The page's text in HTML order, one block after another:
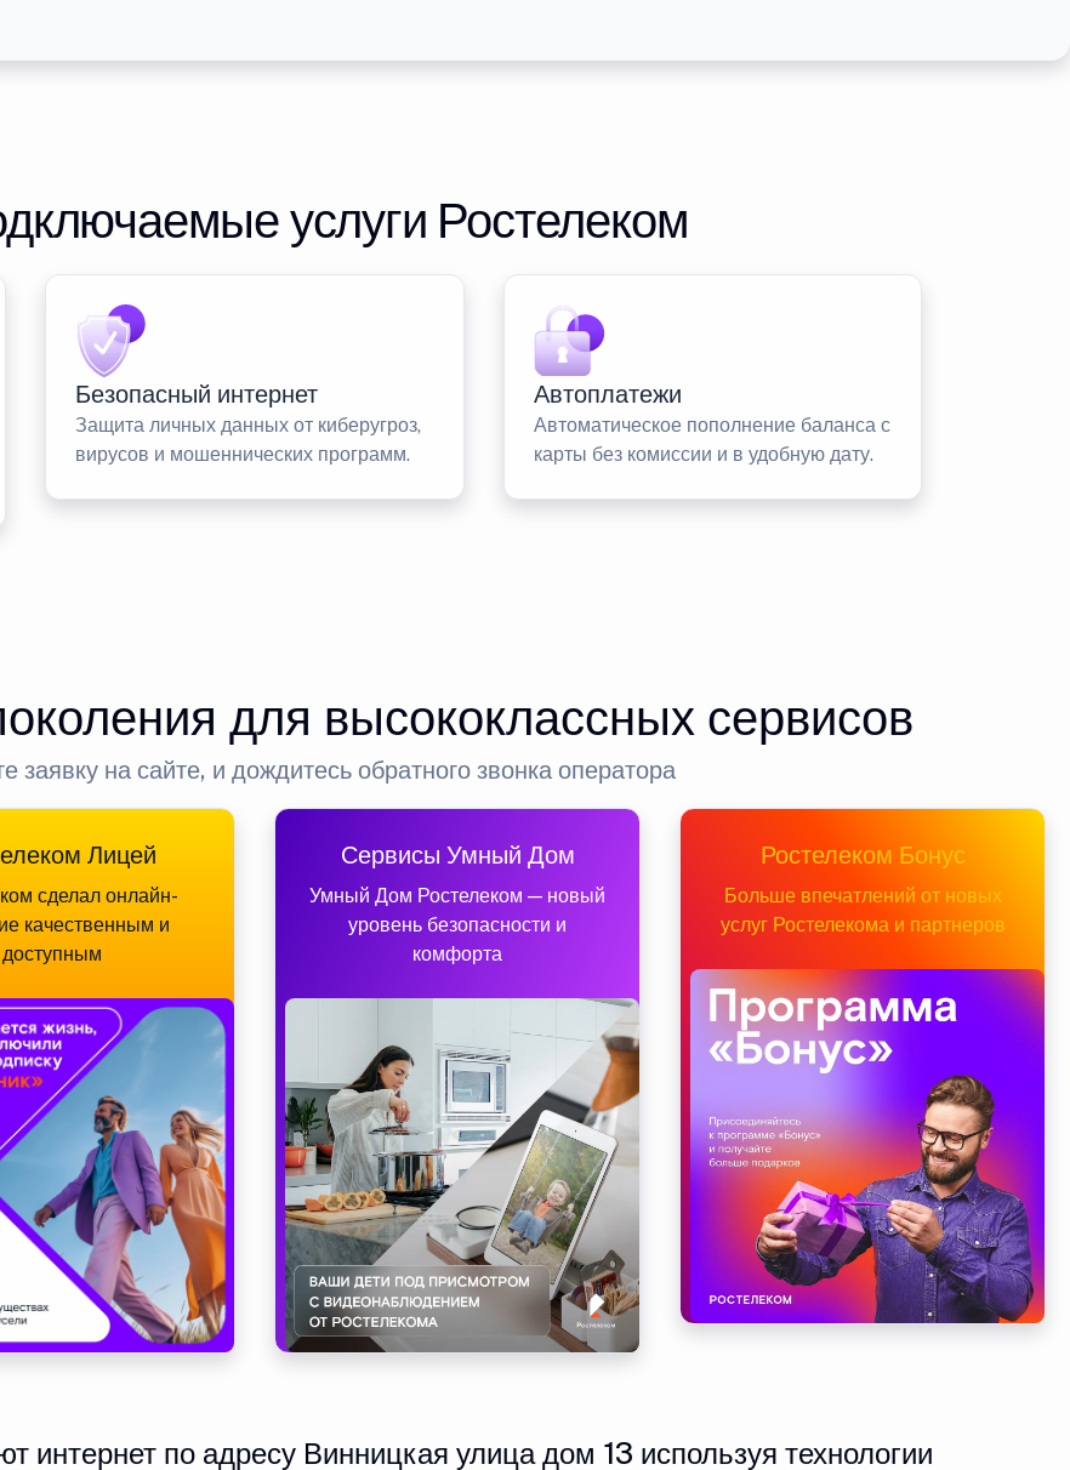
услуги Ростелеком
Безопасный интернет
Защита личных данных от киберугроз,
вирусов и мошеннических программ.
Автоплатежи
Автоматическое пополнение баланса с
карты без комиссии и в удобную дату.
для высококлассных сервисов
заявку на сайте, и дождитесь обратного звонка оператора
Лицей
сделал онлайн-
качественным и
доступным
Сервисы Умный Дом
Умный Дом Ростелеком — новый
уровень безопасности и
комфорта
Ростелеком Бонус
Больше впечатлений от новых
услуг Ростелекома и партнеров
интернет по адресу Винницкая улица дом 13 используя технологии